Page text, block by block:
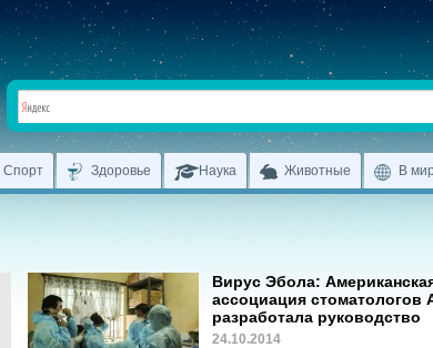
Спорт Здоровье Наука Животные В
Вирус Эбола:
ассоциация стоматологов
разработала руководство
24.10.2014